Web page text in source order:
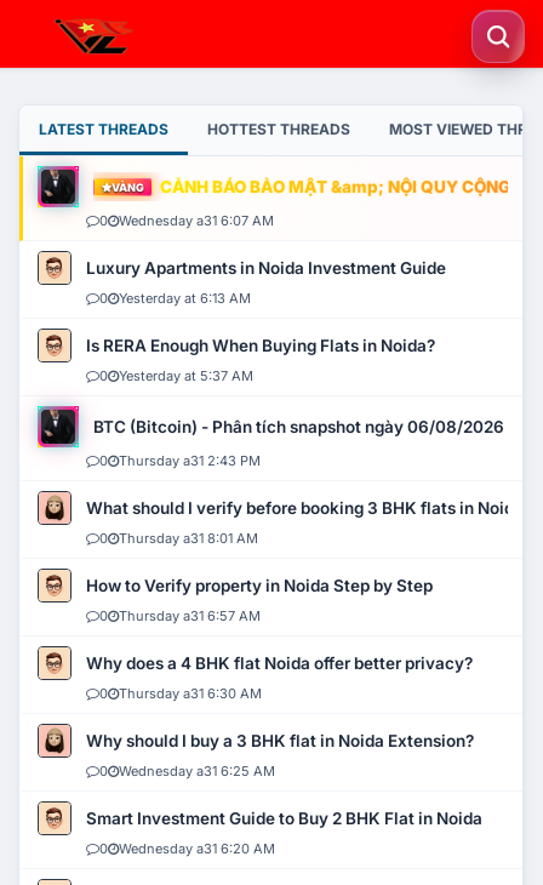
LATEST THREADS HOTTEST THREADS MOST VIEWED
VÀNG CẢNH BÁO BẢO MẬT &amp; NỘI QUY CỘNG
0 Wednesday a31 6:07 AM
Luxury Apartments in Noida Investment Guide
0 Yesterday at 6:13 AM
Is RERA Enough When Buying Flats in Noida?
0 Yesterday at 5:37 AM
BTC (Bitcoin) - Phân tích snapshot ngày 06/08/2026
0 Thursday a31 2:43 PM
What should I verify before booking 3 BHK flats in Noida?
0 Thursday a31 8:01 AM
How to Verify property in Noida Step by Step
0 Thursday a31 6:57 AM
Why does a 4 BHK flat Noida offer better privacy?
0 Thursday a31 6:30 AM
Why should I buy a 3 BHK flat in Noida Extension?
0 Wednesday a31 6:25 AM
Smart Investment Guide to Buy 2 BHK Flat in Noida
0 Wednesday a31 6:20 AM